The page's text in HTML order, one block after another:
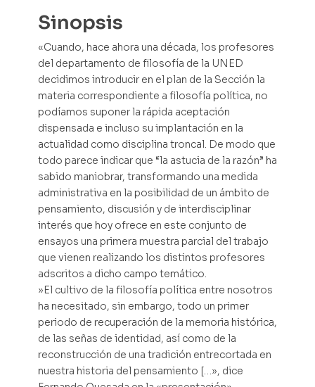
Sinopsis
«Cuando, hace ahora una década, los profesores
del departamento de filosofía de la UNED
decidimos introducir en el plan de la Sección la
materia correspondiente a filosofía política, no
podíamos suponer la rápida aceptación
dispensada e incluso su implantación en la
actualidad como disciplina troncal. De modo que
todo parece indicar que “la astucia de la razón” ha
sabido maniobrar, transformando una medida
administrativa en la posibilidad de un ámbito de
pensamiento, discusión y de interdisciplinar
interés que hoy ofrece en este conjunto de
ensayos una primera muestra parcial del trabajo
que vienen realizando los distintos profesores
adscritos a dicho campo temático.
»El cultivo de la filosofía política entre nosotros
ha necesitado, sin embargo, todo un primer
periodo de recuperación de la memoria histórica,
de las señas de identidad, así como de la
reconstrucción de una tradición entrecortada en
nuestra historia del pensamiento […», dice